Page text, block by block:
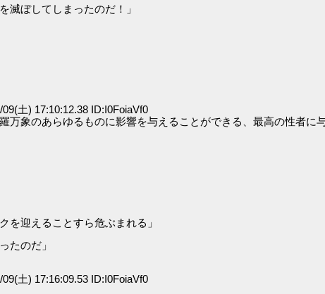
滅ぼしてしまったのだ！」
土) 17:10:12.38 ID:I0FoiaVf0
象のあらゆるものに影響を与えることができる、最高の性者に
を迎えることすら危ぶまれる」
たのだ」
土) 17:16:09.53 ID:I0FoiaVf0